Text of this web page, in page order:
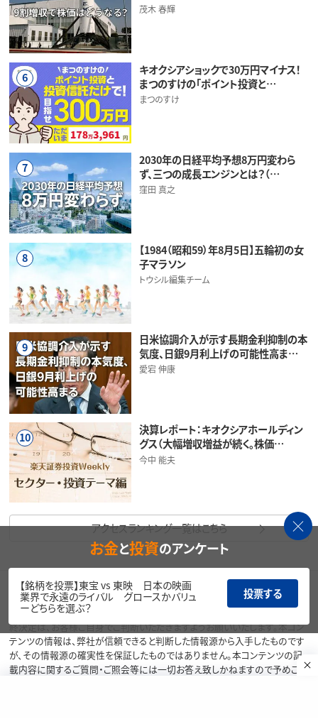
茂木 春輝
6
キオクシアショックで30万円マイナス！
まつのすけの「ポイント投資と…
まつのすけ
7
2030年の日経平均予想8万円変わら
ず、三つの成長エンジンとは？（…
窪田 真之
8
【1984（昭和59）年8月5日】五輪初の女
子マラソン
トウシル編集チーム
9
日米協調介入が示す長期金利抑制の本
気度、日銀9月利上げの可能性高ま…
愛宕 伸康
10
決算レポート：キオクシアホールディン
グス（大幅増収増益が続く。株価…
今中 能夫
アクセスランキング一覧はこちら
本コンテンツは情報の提供を目的としており、投資その他の行動を勧誘する
目的で、作成したものではありません。銘柄の選択、売買価格等の投資の最
終決定は、お客様ご自身でご判断いただきますようお願いいたします。本コン
テンツの情報は、弊社が信頼できると判断した情報源から入手したものです
が、その情報源の確実性を保証したものではありません。本コンテンツの記
載内容に関するご質問・ご照会等には一切お答え致しかねますので予めご了
お金と投資のアンケート
【銘柄を投票】東宝 vs 東映 日本の映画
業界で永遠のライバル グロースかバリュ
ーどちらを選ぶ？
投票する